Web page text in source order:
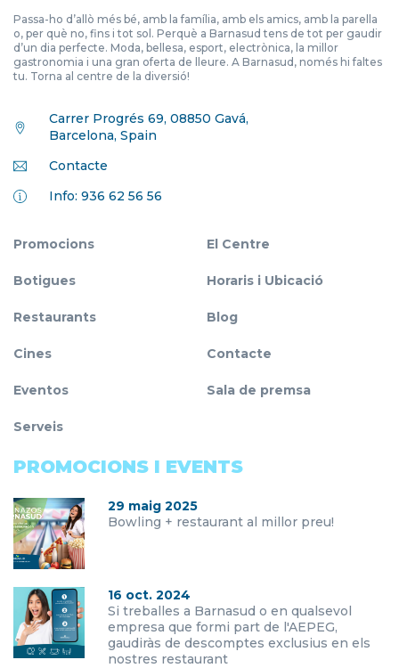
Passa-ho d’allò més bé, amb la família, amb els amics, amb la parella
o, per què no, fins i tot sol. Perquè a Barnasud tens de tot per gaudir
d’un dia perfecte. Moda, bellesa, esport, electrònica, la millor
gastronomia i una gran oferta de lleure. A Barnasud, només hi faltes
tu. Torna al centre de la diversió!
Carrer Progrés 69, 08850 Gavá,
Barcelona, Spain
Contacte
Info: 936 62 56 56
Promocions
Botigues
Restaurants
Cines
Eventos
Serveis
El Centre
Horaris i Ubicació
Blog
Contacte
Sala de premsa
PROMOCIONS I EVENTS
29 maig 2025
Bowling + restaurant al millor preu!
16 oct. 2024
Si treballes a Barnasud o en qualsevol
empresa que formi part de l'AEPEG,
gaudiràs de descomptes exclusius en els
nostres restaurant